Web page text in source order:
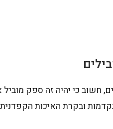
כי יהיה זה ספק מוביל
ובקרת האיכות